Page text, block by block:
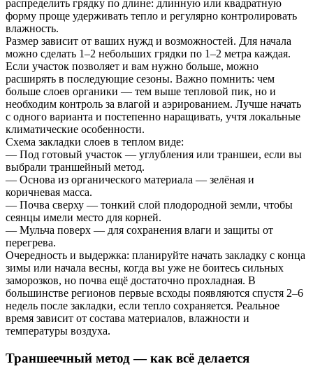
распределить грядку по длине: длинную или квадратную
форму проще удерживать тепло и регулярно контролировать
влажность.
Размер зависит от ваших нужд и возможностей. Для начала
можно сделать 1–2 небольших грядки по 1–2 метра каждая.
Если участок позволяет и вам нужно больше, можно
расширять в последующие сезоны. Важно помнить: чем
больше слоев органики — тем выше тепловой пик, но и
необходим контроль за влагой и аэрированием. Лучше начать
с одного варианта и постепенно наращивать, учтя локальные
климатические особенности.
Схема закладки слоев в теплом виде:
— Под готовый участок — углубления или траншеи, если вы
выбрали траншейный метод.
— Основа из органического материала — зелёная и
коричневая масса.
— Почва сверху — тонкий слой плодородной земли, чтобы
сеянцы имели место для корней.
— Мульча поверх — для сохранения влаги и защиты от
перегрева.
Очередность и выдержка: планируйте начать закладку с конца
зимы или начала весны, когда вы уже не боитесь сильных
заморозков, но почва ещё достаточно прохладная. В
большинстве регионов первые всходы появляются спустя 2–6
недель после закладки, если тепло сохраняется. Реальное
время зависит от состава материалов, влажности и
температуры воздуха.
Траншеечный метод — как всё делается